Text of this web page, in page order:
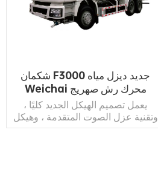
شكمان F3000 جديد ديزل مياه
Weichai محرك رش صهريج
شاحنة بالجملة
يعمل تصميم الهيكل الجديد كليًا ،
وتقنية عزل الصوت المتقدمة ، وهيكل
هيكل الكابينة المعزز ، ونظام التعليق